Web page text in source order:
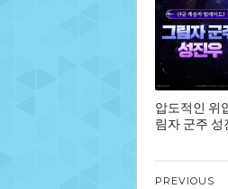
압도적인 위
림자 군주 성
PREVIOUS